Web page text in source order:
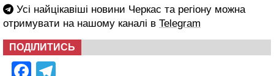
Усі найцікавіші новини Черкас та регіону можна
отримувати на нашому каналі в Telegram
ПОДІЛИТИСЬ
Facebook